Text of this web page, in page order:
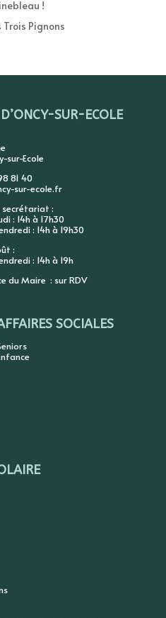
!
Pignons
SUR-ECOLE
sur-Ecole
81 40
sur-ecole.fr
:
: 14h à 17h30
: 14h à 19h30
:
: 14h à 19h
du Maire : sur RDV
SOCIALES